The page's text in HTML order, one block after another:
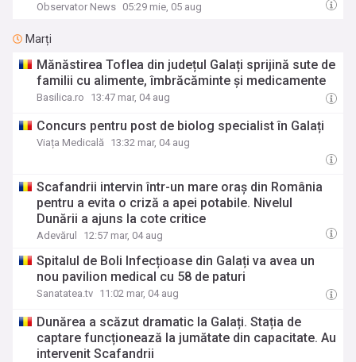
Observator News 05:29 mie, 05 aug
Marți
Mănăstirea Toflea din județul Galați sprijină sute de
familii cu alimente, îmbrăcăminte și medicamente
Basilica.ro 13:47 mar, 04 aug
Concurs pentru post de biolog specialist în Galați
Viața Medicală 13:32 mar, 04 aug
Scafandrii intervin într-un mare oraș din România
pentru a evita o criză a apei potabile. Nivelul
Dunării a ajuns la cote critice
Adevărul 12:57 mar, 04 aug
Spitalul de Boli Infecțioase din Galați va avea un
nou pavilion medical cu 58 de paturi
Sanatatea.tv 11:02 mar, 04 aug
Dunărea a scăzut dramatic la Galați. Stația de
captare funcționează la jumătate din capacitate. Au
intervenit Scafandrii